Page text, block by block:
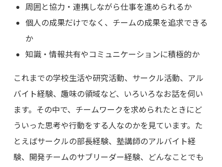
周囲と協力・連携しながら仕事を進められるか
個人の成果だけでなく、チームの成果を追求できる
か
知識・情報共有やコミュニケーションに積極的か
これまでの学校生活や研究活動、サークル活動、アル
バイト経験、趣味の領域など、いろいろなお話を伺い
ます。その中で、チームワークを求められたときにど
ういった思考や行動をする人なのかを見ています。た
とえばサークルの部長経験、塾講師のアルバイト経
験、開発チームのサブリーダー経験、どんなことでも